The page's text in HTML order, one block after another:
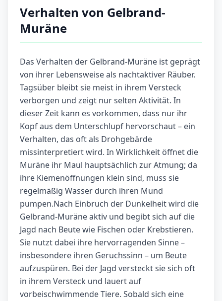
Verhalten von Gelbrand-
Muräne
Das Verhalten der Gelbrand-Muräne ist geprägt
von ihrer Lebensweise als nachtaktiver Räuber.
Tagsüber bleibt sie meist in ihrem Versteck
verborgen und zeigt nur selten Aktivität. In
dieser Zeit kann es vorkommen, dass nur ihr
Kopf aus dem Unterschlupf hervorschaut – ein
Verhalten, das oft als Drohgebärde
missinterpretiert wird. In Wirklichkeit öffnet die
Muräne ihr Maul hauptsächlich zur Atmung; da
ihre Kiemenöffnungen klein sind, muss sie
regelmäßig Wasser durch ihren Mund
pumpen.Nach Einbruch der Dunkelheit wird die
Gelbrand-Muräne aktiv und begibt sich auf die
Jagd nach Beute wie Fischen oder Krebstieren.
Sie nutzt dabei ihre hervorragenden Sinne –
insbesondere ihren Geruchssinn – um Beute
aufzuspüren. Bei der Jagd versteckt sie sich oft
in ihrem Versteck und lauert auf
vorbeischwimmende Tiere. Sobald sich eine